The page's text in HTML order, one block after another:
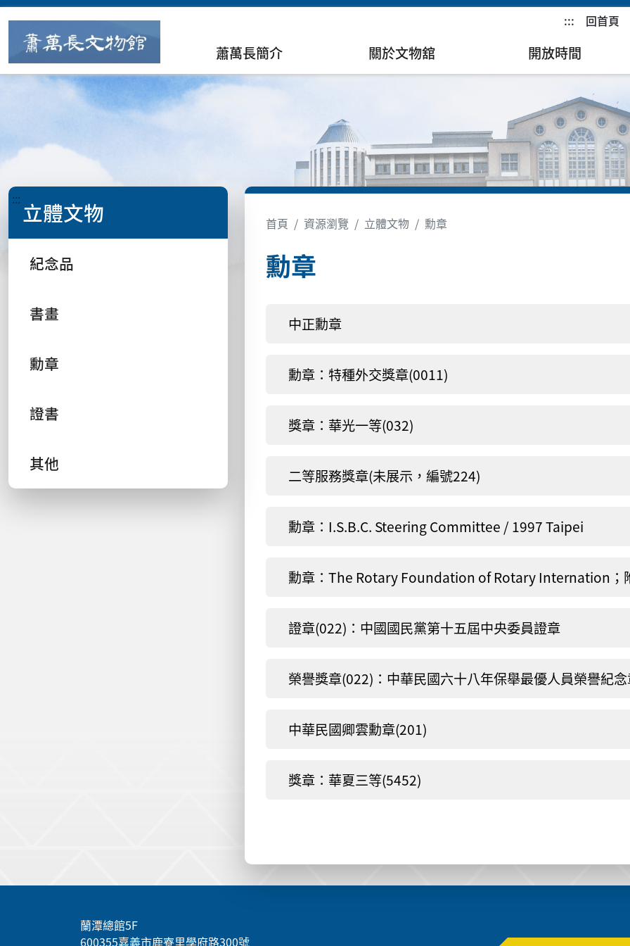
::: 回首頁
蕭萬長簡介 關於文物舘 開放時間
::: 立體文物
紀念品
書畫
勳章
證書
其他
首頁 資源瀏覽 立體文物 勳章
勳章
中正勳章
勳章：特種外交獎章(0011)
獎章：華光一等(032)
二等服務獎章(未展示，編號224)
勳章：I.S.B.C. Steering Committee / 1997 Taipei
勳章：The Rotary Foundation of Rotary Internation；
證章(022)：中國國民黨第十五屆中央委員證章
榮譽獎章(022)：中華民國六十八年保舉最優人員榮譽紀
中華民國卿雲勳章(201)
獎章：華夏三等(5452)
蘭潭總館5F
600355嘉義市鹿寮里學府路300號